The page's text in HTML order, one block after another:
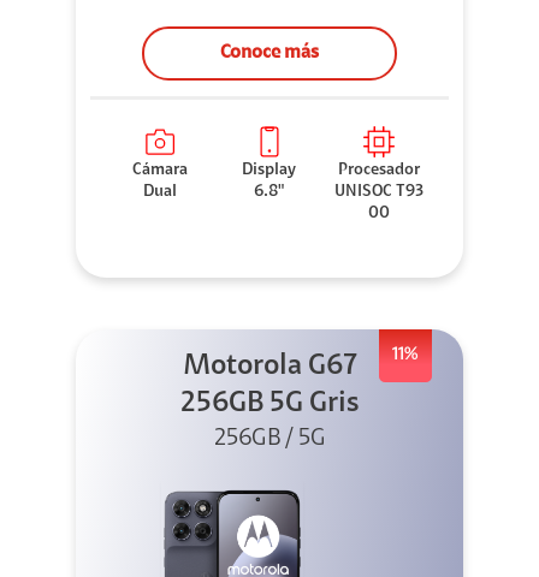
Conoce más
Cámara
Dual
Display
6.8"
Procesador
UNISOC T93
00
11%
Motorola G67
256GB 5G Gris
256GB / 5G